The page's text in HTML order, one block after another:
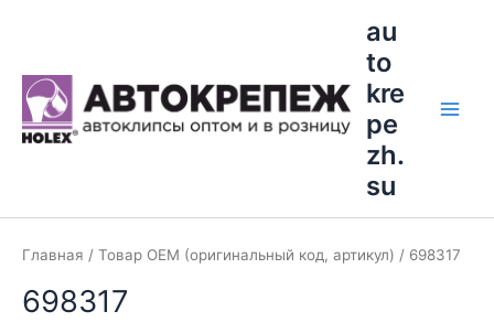
au
to
kre
pe
zh.
su
Главная / Товар OEM (оригинальный код, артикул) / 698317
698317